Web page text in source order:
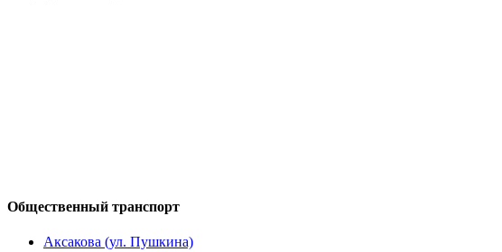
Общественный транспорт
Аксакова (ул. Пушкина)